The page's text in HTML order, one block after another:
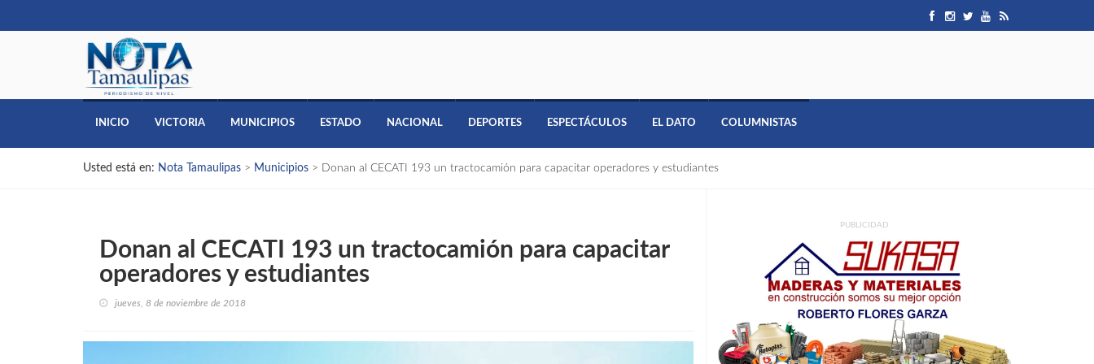
INICIO VICTORIA MUNICIPIOS ESTADO NACIONAL DEPORTES ESPECTÁCULOS EL DATO COLUMNISTAS
Usted está en: Nota Tamaulipas > Municipios > Donan al CECATI 193 un tractocamión para capacitar operadores y estudiantes
Donan al CECATI 193 un tractocamión para capacitar
operadores y estudiantes
jueves, 8 de noviembre de 2018
PUBLICIDAD